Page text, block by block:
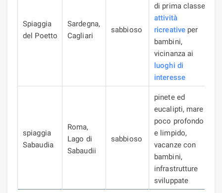
Spiaggia
del Poetto
Sardegna,
Cagliari
sabbioso
di prima classe,
attività
ricreative per
bambini,
vicinanza ai
luoghi di
interesse
spiaggia
Sabaudia
Roma,
Lago di
Sabaudii
sabbioso
pinete ed
eucalipti, mare
poco profondo
e limpido,
vacanze con
bambini,
infrastrutture
sviluppate